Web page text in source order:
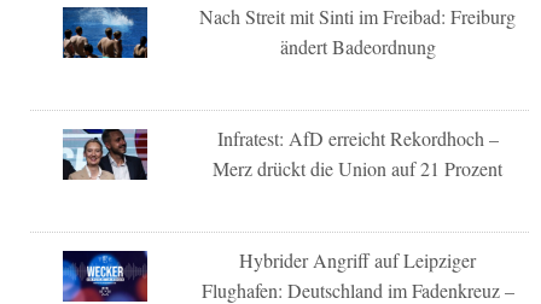
Nach Streit mit Sinti im Freibad: Freiburg
ändert Badeordnung
Infratest: AfD erreicht Rekordhoch –
Merz drückt die Union auf 21 Prozent
Hybrider Angriff auf Leipziger
Flughafen: Deutschland im Fadenkreuz –